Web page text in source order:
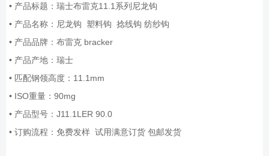
• 产品标题：瑞士布雷克11.1系列尼龙钩
• 产品名称：尼龙钩 塑料钩 捻线钩 纺纱钩
• 产品品牌：布雷克 bracker
• 产品产地：瑞士
• 匹配钢领高度：11.1mm
• ISO重量：90mg
• 产品型号：J11.1LER 90.0
• 订购流程：免费发样 试用满意订货 包邮发货